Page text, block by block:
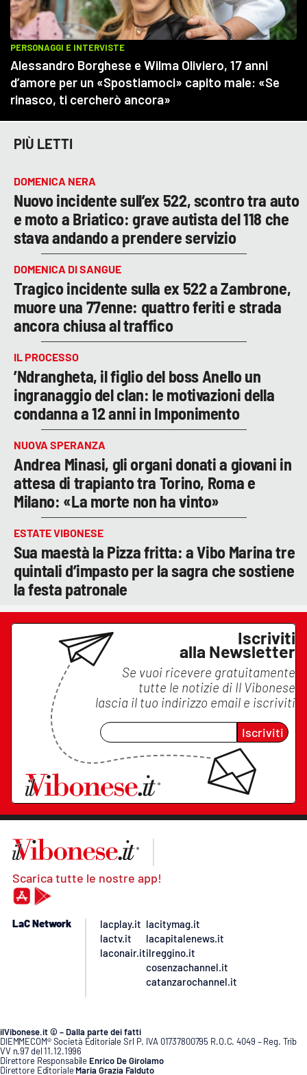
PIÙ LETTI
DOMENICA NERA
Nuovo incidente sull’ex 522, scontro tra auto
e moto a Briatico: grave autista del 118 che
stava andando a prendere servizio
DOMENICA DI SANGUE
Tragico incidente sulla ex 522 a Zambrone,
muore una 77enne: quattro feriti e strada
ancora chiusa al traffico
IL PROCESSO
’Ndrangheta, il figlio del boss Anello un
ingranaggio del clan: le motivazioni della
condanna a 12 anni in Imponimento
NUOVA SPERANZA
Andrea Minasi, gli organi donati a giovani in
attesa di trapianto tra Torino, Roma e
Milano: «La morte non ha vinto»
ESTATE VIBONESE
Sua maestà la Pizza fritta: a Vibo Marina tre
quintali d’impasto per la sagra che sostiene
la festa patronale
Iscriviti
alla Newsletter
Se vuoi ricevere gratuitamente
tutte le notizie di Il Vibonese
lascia il tuo indirizzo email e iscriviti
Iscriviti
Scarica tutte le nostre app!
LaC Network
lacplay.it
lactv.it
laconair.it
lacitymag.it
lacapitalenews.it
ilreggino.it
cosenzachannel.it
catanzarochannel.it
ilVibonese.it © – Dalla parte dei fatti
DIEMMECOM® Società Editoriale Srl P. IVA 01737800795 R.O.C. 4049 – Reg. Trib
VV n.97 del 11.12.1996
Direttore Responsabile Enrico De Girolamo
Direttore Editoriale Maria Grazia Falduto